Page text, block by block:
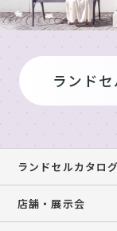
ランド
ランドセルカタロ
店舗・展示会